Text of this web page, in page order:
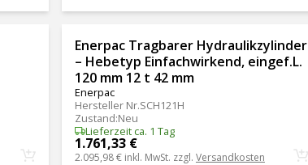
Enerpac Tragbarer Hydraulikzylinder
– Hebetyp Einfachwirkend, eingef.L.
120 mm 12 t 42 mm
Enerpac
Hersteller Nr.SCH121H
Zustand:Neu
Lieferzeit ca. 1 Tag
1.761,33 €
2.095,98 € inkl. MwSt. zzgl. Versandkosten